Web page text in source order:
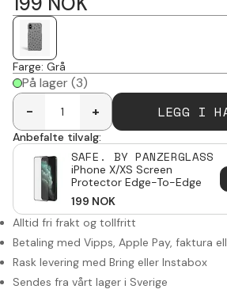
Farge: Grå
På lager(3)
-
+ LEGG I
Anbefalte tilvalg:
SAFE. BY PANZERGLASS
iPhone X/XS Screen
Protector Edge-To-Edge
199 NOK
Alltid fri frakt og tollfritt
Betaling med Vipps, Apple Pay, faktura
Rask levering med Bring eller Instabox
Sendes fra vårt lager i Sverige